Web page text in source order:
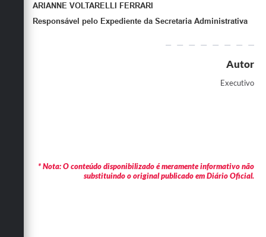
ARIANNE VOLTARELLI FERRARI
Responsável pelo Expediente da Secretaria Administrativa
Autor
Executivo
* Nota: O conteúdo disponibilizado é meramente informativo não
substituindo o original publicado em Diário Oficial.